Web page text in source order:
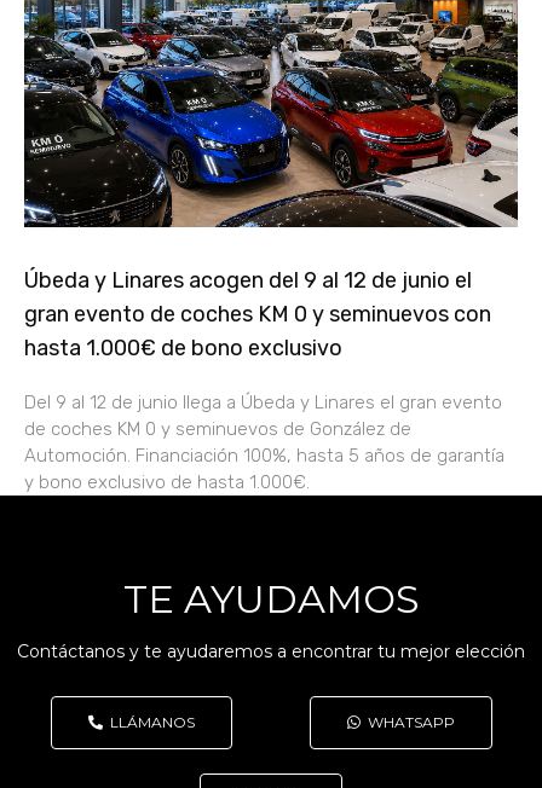
Úbeda y Linares acogen del 9 al 12 de junio el
gran evento de coches KM 0 y seminuevos con
hasta 1.000€ de bono exclusivo
Del 9 al 12 de junio llega a Úbeda y Linares el gran evento
de coches KM 0 y seminuevos de González de
Automoción. Financiación 100%, hasta 5 años de garantía
y bono exclusivo de hasta 1.000€.
TE AYUDAMOS
Contáctanos y te ayudaremos a encontrar tu mejor elección
LLÁMANOS WHATSAPP